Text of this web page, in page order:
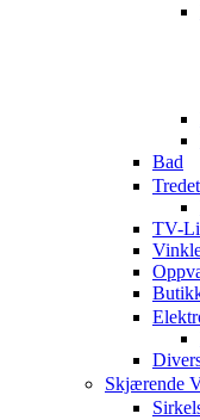
Bad
TV-
Skjærende